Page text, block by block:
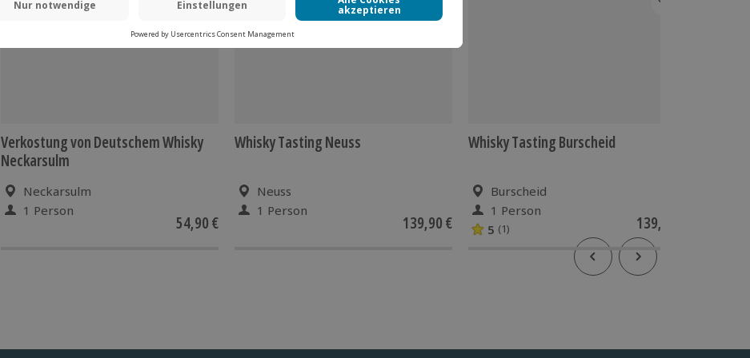
Verkostung von Deutschem Whisky
Neckarsulm
Neckarsulm
1 Person
54,90 €
Whisky Tasting Neuss
Neuss
1 Person
139,90 €
Whisky Tasting Burscheid
Burscheid
1 Person
5 (1) 139,90 €